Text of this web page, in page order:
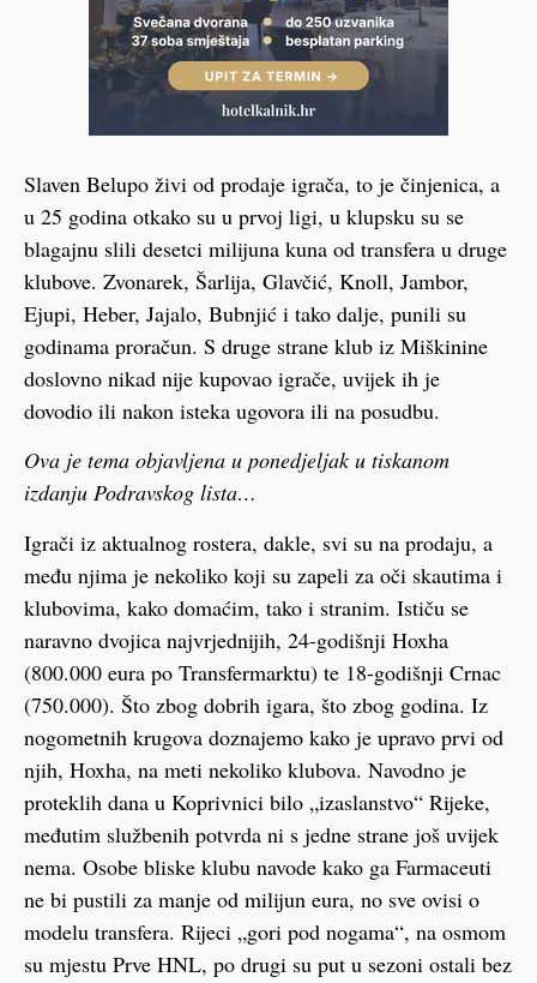
Slaven Belupo živi od prodaje igrača, to je činjenica, a
u 25 godina otkako su u prvoj ligi, u klupsku su se
blagajnu slili desetci milijuna kuna od transfera u druge
klubove. Zvonarek, Šarlija, Glavčić, Knoll, Jambor,
Ejupi, Heber, Jajalo, Bubnjić i tako dalje, punili su
godinama proračun. S druge strane klub iz Miškinine
doslovno nikad nije kupovao igrače, uvijek ih je
dovodio ili nakon isteka ugovora ili na posudbu.
Ova je tema objavljena u ponedjeljak u tiskanom
izdanju Podravskog lista…
Igrači iz aktualnog rostera, dakle, svi su na prodaju, a
među njima je nekoliko koji su zapeli za oči skautima i
klubovima, kako domaćim, tako i stranim. Ističu se
naravno dvojica najvrjednijih, 24-godišnji Hoxha
(800.000 eura po Transfermarktu) te 18-godišnji Crnac
(750.000). Što zbog dobrih igara, što zbog godina. Iz
nogometnih krugova doznajemo kako je upravo prvi od
njih, Hoxha, na meti nekoliko klubova. Navodno je
proteklih dana u Koprivnici bilo „izaslanstvo“ Rijeke,
međutim službenih potvrda ni s jedne strane još uvijek
nema. Osobe bliske klubu navode kako ga Farmaceuti
ne bi pustili za manje od milijun eura, no sve ovisi o
modelu transfera. Rijeci „gori pod nogama“, na osmom
su mjestu Prve HNL, po drugi su put u sezoni ostali bez